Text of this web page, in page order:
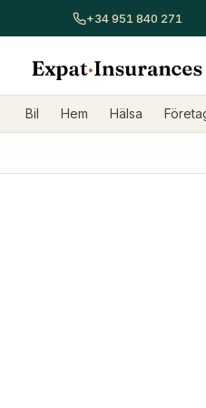
+34 951 840 271
Visa alla försäkringar
Bil Hem Hälsa